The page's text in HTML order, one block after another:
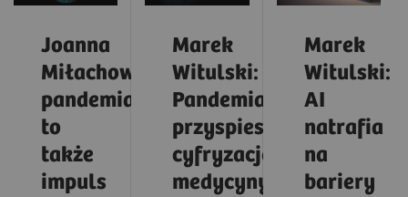
Joanna
Miłachowska:
pandemia
to
także
impuls
Marek
Witulski:
Pandemia
przyspieszy
cyfryzację
medycyny
Marek
Witulski:
AI
natrafia
na
bariery